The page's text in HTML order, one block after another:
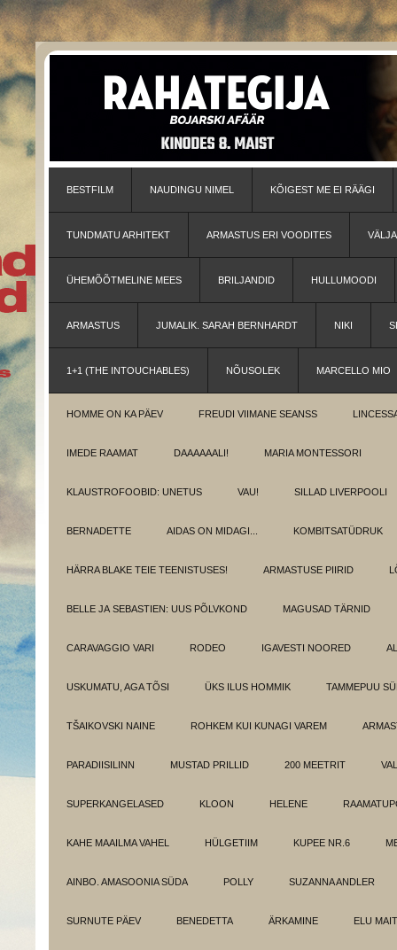
BESTFILM NAUDINGU NIMEL KÕIGEST ME EI RÄÄGI
TUNDMATU ARHITEKT ARMASTUS ERI VOODITES
ÜHEMÕÕTMELINE MEES BRILJANDID HULLUMOODI
ARMASTUS JUMALIK. SARAH BERNHARDT NIKI
1+1 (THE INTOUCHABLES) NÕUSOLEK MARCELLO MIO
HOMME ON KA PÄEV FREUDI VIIMANE SEANSS
IMEDE RAAMAT DAAAAAALI! MARIA MONTESSORI
KLAUSTROFOOBID: UNETUS VAU! SILLAD LIVERPOOLI
BERNADETTE AIDAS ON MIDAGI... KOMBITSATÜDRUK
HÄRRA BLAKE TEIE TEENISTUSES! ARMASTUSE PIIRID
BELLE JA SEBASTIEN: UUS PÕLVKOND MAGUSAD TÄRNID
CARAVAGGIO VARI RODEO IGAVESTI NOORED
USKUMATU, AGA TÕSI ÜKS ILUS HOMMIK TAMMEPUU
TŠAIKOVSKI NAINE ROHKEM KUI KUNAGI VAREM
PARADIISILINN MUSTAD PRILLID 200 MEETRIT
SUPERKANGELASED KLOON HELENE
KAHE MAAILMA VAHEL HÜLGETIIM KUPEE NR.6
AINBO. AMASOONIA SÜDA POLLY SUZANNA ANDLER
SURNUTE PÄEV BENEDETTA ÄRKAMINE ELU